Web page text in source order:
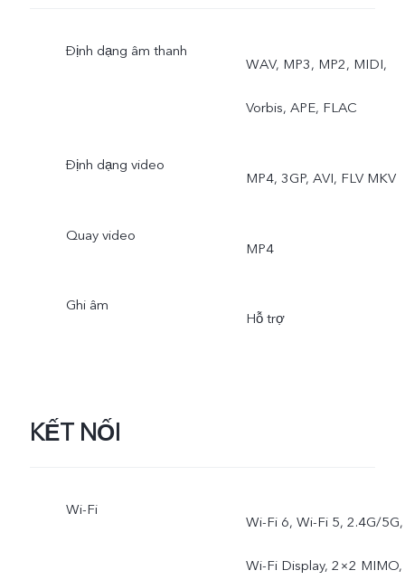
Định dạng âm thanh
WAV, MP3, MP2, MIDI,
Vorbis, APE, FLAC
Định dạng video
MP4, 3GP, AVI, FLV MKV
Quay video
MP4
Ghi âm
Hỗ trợ
KẾT NỐI
Wi-Fi
Wi-Fi 6, Wi-Fi 5, 2.4G/5G,
Wi-Fi Display, 2×2 MIMO,